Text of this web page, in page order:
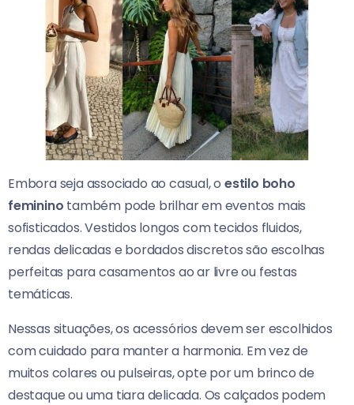
Embora seja associado ao casual, o estilo boho
feminino também pode brilhar em eventos mais
sofisticados. Vestidos longos com tecidos fluidos,
rendas delicadas e bordados discretos são escolhas
perfeitas para casamentos ao ar livre ou festas
temáticas.
Nessas situações, os acessórios devem ser escolhidos
com cuidado para manter a harmonia. Em vez de
muitos colares ou pulseiras, opte por um brinco de
destaque ou uma tiara delicada. Os calçados podem